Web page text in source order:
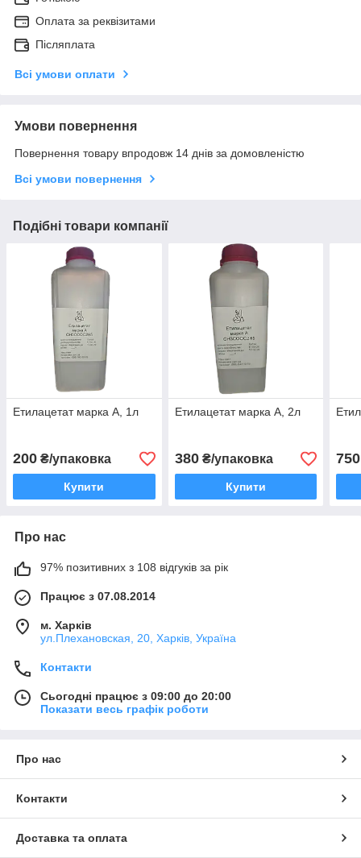
Оплата за реквізитами
Післяплата
Всі умови оплати
Умови повернення
Повернення товару впродовж 14 днів за домовленістю
Всі умови повернення
Подібні товари компанії
Етилацетат марка А, 1л
200 ₴/упаковка
Купити
Етилацетат марка А, 2л
380₴/упаковка
Купити
750
Про нас
97% позитивних з 108 відгуків за рік
Працює з 07.08.2014
м. Харків
ул.Плехановская, 20, Харків, Україна
Контакти
Сьогодні працює з 09:00 до 20:00
Показати весь графік роботи
Про нас
Контакти
Доставка та оплата